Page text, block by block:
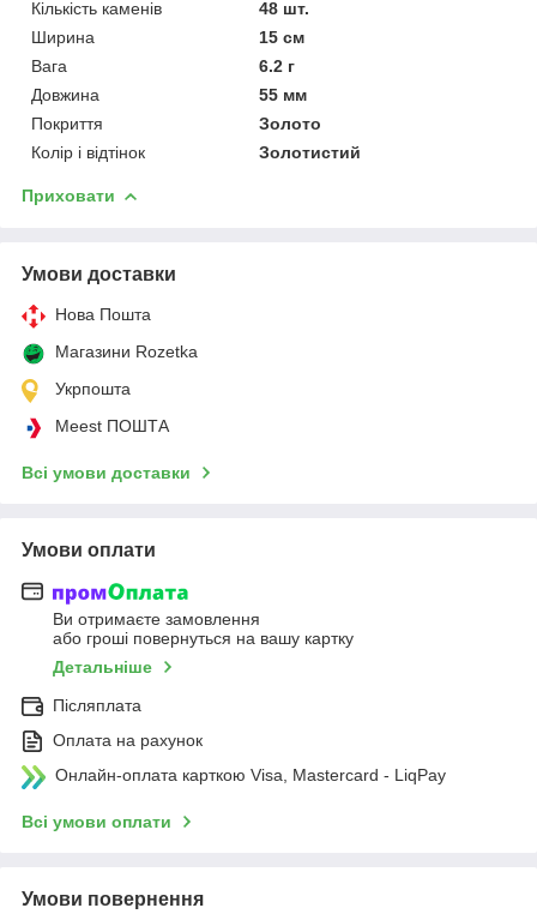
Кількість каменів
48 шт.
Ширина
15 см
Вага
6.2 г
Довжина
55 мм
Покриття
Золото
Колір і відтінок
Золотистий
Приховати
Умови доставки
Нова Пошта
Магазини Rozetka
Укрпошта
Meest ПОШТА
Всі умови доставки
Умови оплати
Ви отримаєте замовлення
або гроші повернуться на вашу картку
Детальніше
Післяплата
Оплата на рахунок
Онлайн-оплата карткою Visa, Mastercard - LiqPay
Всі умови оплати
Умови повернення